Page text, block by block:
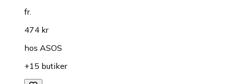
fr.
474 kr
hos ASOS
+15 butiker